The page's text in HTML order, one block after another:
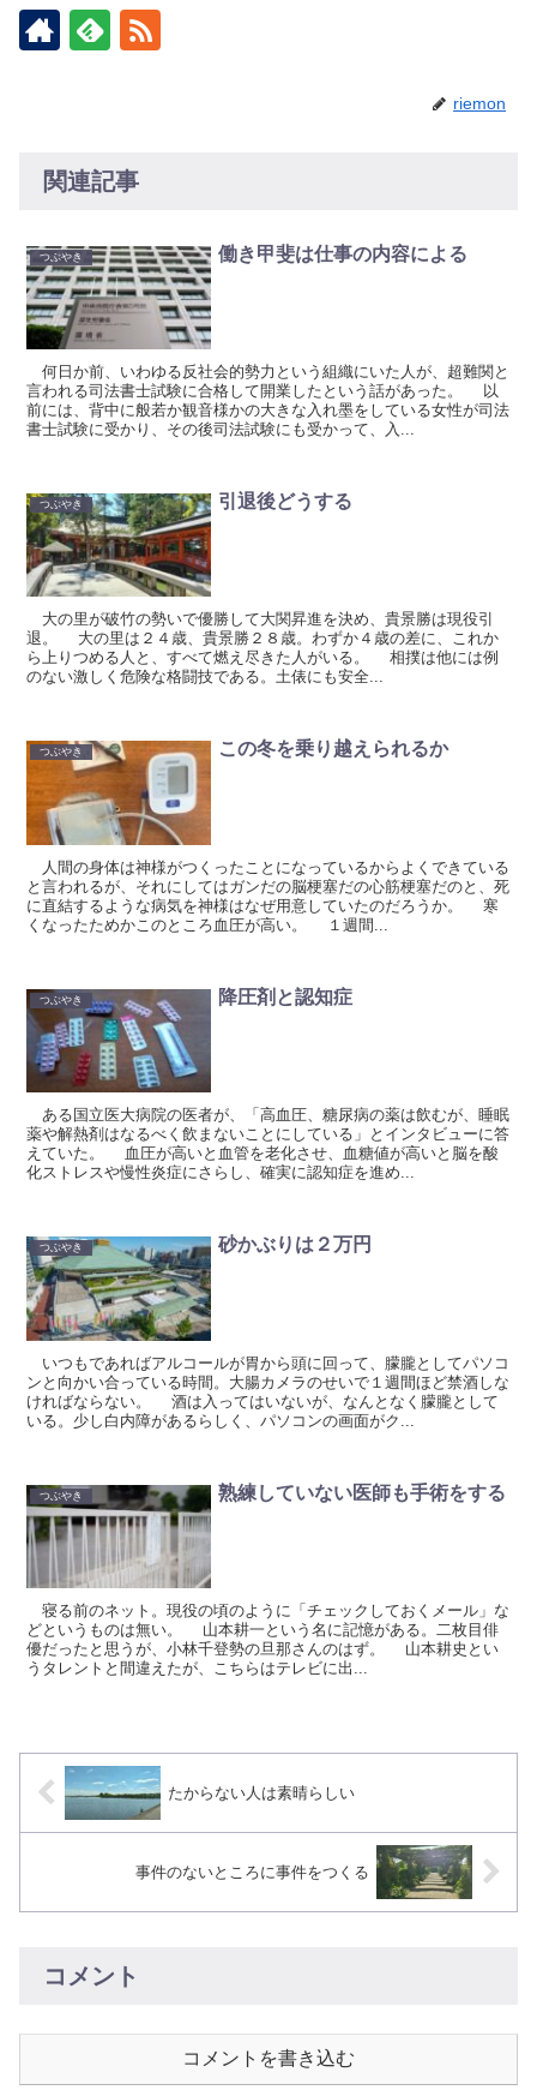
riemon
関連記事
つぶやき 働き甲斐は仕事の内容による
何日か前、いわゆる反社会的勢力という組織にいた人が、超難関と
言われる司法書士試験に合格して開業したという話があった。 以
前には、背中に般若か観音様かの大きな入れ墨をしている女性が司法
書士試験に受かり、その後司法試験にも受かって、入...
つぶやき 引退後どうする
大の里が破竹の勢いで優勝して大関昇進を決め、貴景勝は現役引
退。 大の里は２４歳、貴景勝２８歳。わずか４歳の差に、これか
ら上りつめる人と、すべて燃え尽きた人がいる。 相撲は他には例
のない激しく危険な格闘技である。土俵にも安全...
つぶやき この冬を乗り越えられるか
人間の身体は神様がつくったことになっているからよくできている
と言われるが、それにしてはガンだの脳梗塞だの心筋梗塞だのと、死
に直結するような病気を神様はなぜ用意していたのだろうか。 寒
くなったためかこのところ血圧が高い。 １週間...
つぶやき 降圧剤と認知症
ある国立医大病院の医者が、「高血圧、糖尿病の薬は飲むが、睡眠
薬や解熱剤はなるべく飲まないことにしている」とインタビューに答
えていた。 血圧が高いと血管を老化させ、血糖値が高いと脳を酸
化ストレスや慢性炎症にさらし、確実に認知症を進め...
つぶやき 砂かぶりは２万円
いつもであればアルコールが胃から頭に回って、朦朧としてパソコ
ンと向かい合っている時間。大腸カメラのせいで１週間ほど禁酒しな
ければならない。 酒は入ってはいないが、なんとなく朦朧として
いる。少し白内障があるらしく、パソコンの画面がク...
つぶやき 熟練していない医師も手術をする
寝る前のネット。現役の頃のように「チェックしておくメール」な
どというものは無い。 山本耕一という名に記憶がある。二枚目俳
優だったと思うが、小林千登勢の旦那さんのはず。 山本耕史とい
うタレントと間違えたが、こちらはテレビに出...
たからない人は素晴らしい
事件のないところに事件をつくる
コメント
コメントを書き込む